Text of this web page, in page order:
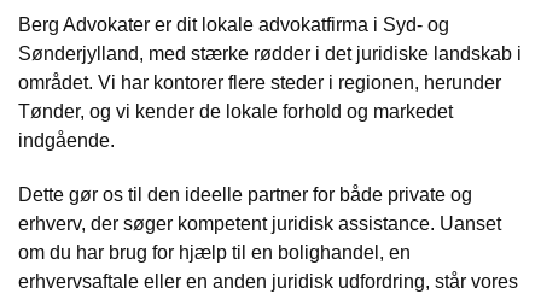
Berg Advokater er dit lokale advokatfirma i Syd- og
Sønderjylland, med stærke rødder i det juridiske landskab i
området. Vi har kontorer flere steder i regionen, herunder
Tønder, og vi kender de lokale forhold og markedet
indgående.
Dette gør os til den ideelle partner for både private og
erhverv, der søger kompetent juridisk assistance. Uanset
om du har brug for hjælp til en bolighandel, en
erhvervsaftale eller en anden juridisk udfordring, står vores